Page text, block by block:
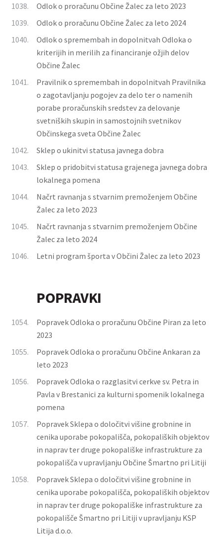
1038.
Odlok o proračunu Občine Žalec za leto 2023
1039.
Odlok o proračunu Občine Žalec za leto 2024
1040.
Odlok o spremembah in dopolnitvah Odloka o
kriterijih in merilih za financiranje ožjih delov
Občine Žalec
1041.
Pravilnik o spremembah in dopolnitvah Pravilnika
o zagotavljanju pogojev za delo ter o namenih
porabe proračunskih sredstev za delovanje
svetniških skupin in samostojnih svetnikov
Občinskega sveta Občine Žalec
1042.
Sklep o ukinitvi statusa javnega dobra
1043.
Sklep o pridobitvi statusa grajenega javnega dobra
lokalnega pomena
1044.
Načrt ravnanja s stvarnim premoženjem Občine
Žalec za leto 2023
1045.
Načrt ravnanja s stvarnim premoženjem Občine
Žalec za leto 2024
1046.
Letni program športa v Občini Žalec za leto 2023
POPRAVKI
1054.
Popravek Odloka o proračunu Občine Piran za leto
2023
1055.
Popravek Odloka o proračunu Občine Ankaran za
leto 2023
1056.
Popravek Odloka o razglasitvi cerkve sv. Petra in
Pavla v Brestanici za kulturni spomenik lokalnega
pomena
1057.
Popravek Sklepa o določitvi višine grobnine in
cenika uporabe pokopališča, pokopaliških objektov
in naprav ter druge pokopališke infrastrukture za
pokopališča v upravljanju Občine Šmartno pri Litiji
1058.
Popravek Sklepa o določitvi višine grobnine in
cenika uporabe pokopališča, pokopaliških objektov
in naprav ter druge pokopališke infrastrukture za
pokopališče Šmartno pri Litiji v upravljanju KSP
Litija d.o.o.